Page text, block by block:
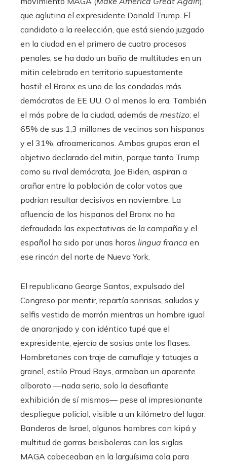
que aglutina el expresidente Donald Trump. El
candidato a la reelección, que está siendo juzgado
en la ciudad en el primero de cuatro procesos
penales, se ha dado un baño de multitudes en un
mitin celebrado en territorio supuestamente
hostil: el Bronx es uno de los condados más
demócratas de EE UU. O al menos lo era. También
el más pobre de la ciudad, además de mestizo: el
65% de sus 1,3 millones de vecinos son hispanos
y el 31%, afroamericanos. Ambos grupos eran el
objetivo declarado del mitin, porque tanto Trump
como su rival demócrata, Joe Biden, aspiran a
arañar entre la población de color votos que
podrían resultar decisivos en noviembre. La
afluencia de los hispanos del Bronx no ha
defraudado las expectativas de la campaña y el
español ha sido por unas horas lingua franca en
ese rincón del norte de Nueva York.
El republicano George Santos, expulsado del
Congreso por mentir, repartía sonrisas, saludos y
selfis vestido de marrón mientras un hombre igual
de anaranjado y con idéntico tupé que el
expresidente, ejercía de sosias ante los flases.
Hombretones con traje de camuflaje y tatuajes a
granel, estilo Proud Boys, armaban un aparente
alboroto —nada serio, solo la desafiante
exhibición de sí mismos— pese al impresionante
despliegue policial, visible a un kilómetro del lugar.
Banderas de Israel, algunos hombres con kipá y
multitud de gorras beisboleras con las siglas
MAGA cabeceaban en la larguísima cola para